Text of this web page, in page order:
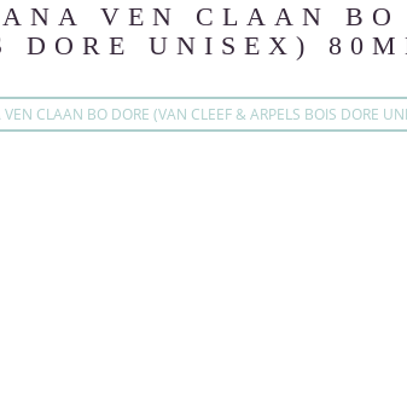
VEN CLAAN
DORE UNISEX)